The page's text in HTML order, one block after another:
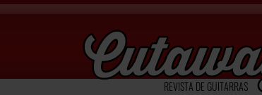
REVISTA DE GUITARRAS